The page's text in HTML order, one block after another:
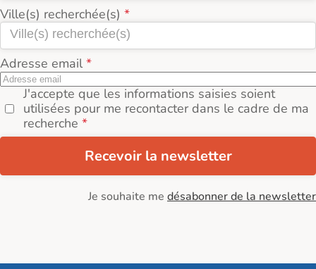
Ville(s) recherchée(s)
Adresse email
J'accepte que les informations saisies soient
utilisées pour me recontacter dans le cadre de ma
recherche
Recevoir la newsletter
Je souhaite me désabonner de la newsletter